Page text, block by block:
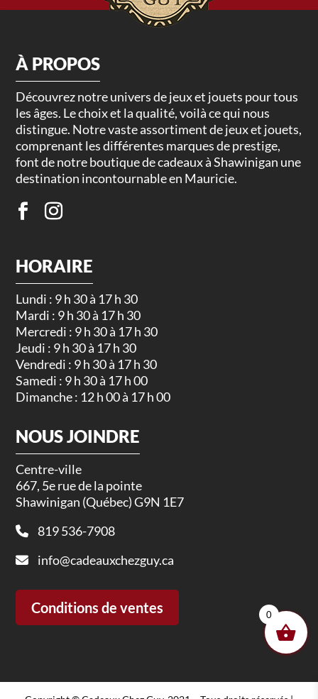
À PROPOS
Découvrez notre univers de jeux et jouets pour tous
les âges. Le choix et la qualité, voilà ce qui nous
distingue. Notre vaste assortiment de jeux et jouets,
comprenant les différentes marques de prestige,
font de notre boutique de cadeaux à Shawinigan une
destination incontournable en Mauricie.
HORAIRE
Lundi : 9 h 30 à 17 h 30
Mardi : 9 h 30 à 17 h 30
Mercredi : 9 h 30 à 17 h 30
Jeudi : 9 h 30 à 17 h 30
Vendredi : 9 h 30 à 17 h 30
Samedi : 9 h 30 à 17 h 00
Dimanche : 12 h 00 à 17 h 00
NOUS JOINDRE
Centre-ville
667, 5e rue de la pointe
Shawinigan (Québec) G9N 1E7
819 536-7908
info@cadeauxchezguy.ca
Conditions de ventes 0